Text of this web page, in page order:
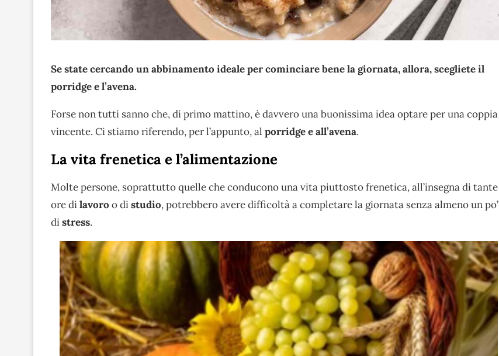
Se state cercando un abbinamento ideale per cominciare bene la giornata, allora, scegliete il
porridge e l’avena.
Forse non tutti sanno che, di primo mattino, è davvero una buonissima idea optare per una coppia
vincente. Ci stiamo riferendo, per l’appunto, al porridge e all’avena.
La vita frenetica e l’alimentazione
Molte persone, soprattutto quelle che conducono una vita piuttosto frenetica, all’insegna di tante
ore dilavoro o distudio, potrebbero avere difficoltà a completare la giornata senza almeno un po’
distress.